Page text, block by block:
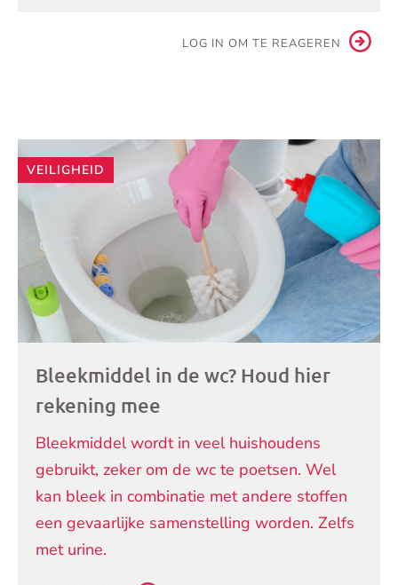
LOG IN OM TE REAGEREN
Andere
artikelen
VEILIGHEID
Bleekmiddel in de wc? Houd hier
rekening mee
Bleekmiddel wordt in veel huishoudens
gebruikt, zeker om de wc te poetsen. Wel
kan bleek in combinatie met andere stoffen
een gevaarlijke samenstelling worden. Zelfs
met urine.